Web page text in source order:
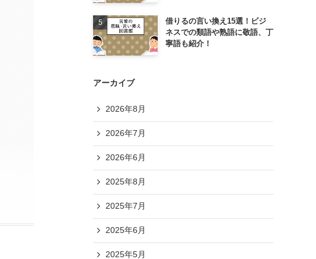
借りるの言い換え15選！ビジ
ネスでの類語や熟語に敬語、丁
寧語も紹介！
アーカイブ
2026年8月
2026年7月
2026年6月
2025年8月
2025年7月
2025年6月
2025年5月